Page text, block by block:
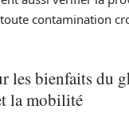
contamination
les bienfaits du
la mobilité